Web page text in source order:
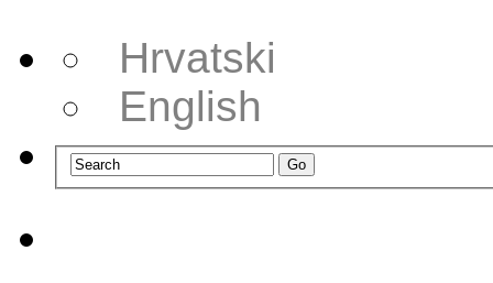
Hrvatski
English